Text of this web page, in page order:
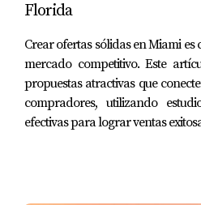
incorporar elementos como
puedes aumentar
éxito. Recuerda siempre que
propia historia; al conectar
vendedor, puedes convertirte
más atractivo sino también en
Florida
Crear ofertas sólidas en Miami
mercado competitivo. Este
propuestas atractivas que
compradores, utilizando
efectivas para lograr ventas